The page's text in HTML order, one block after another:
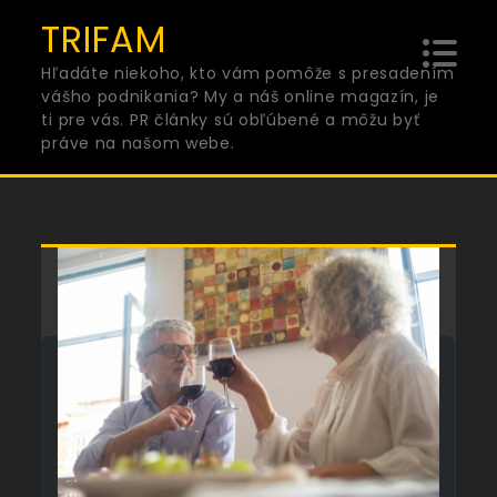
content
TRIFAM
Hľadáte niekoho, kto vám pomôže s presadením
vášho podnikania? My a náš online magazín, je
ti pre vás. PR články sú obľúbené a môžu byť
práve na našom webe.